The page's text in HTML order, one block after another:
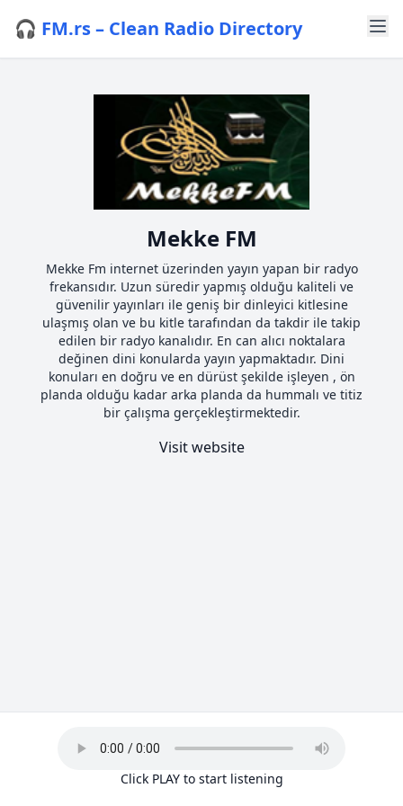
🎧 FM.rs – Clean Radio Directory
Mekke FM
Mekke Fm internet üzerinden yayın yapan bir radyo
frekansıdır. Uzun süredir yapmış olduğu kaliteli ve
güvenilir yayınları ile geniş bir dinleyici kitlesine
ulaşmış olan ve bu kitle tarafından da takdir ile takip
edilen bir radyo kanalıdır. En can alıcı noktalara
değinen dini konularda yayın yapmaktadır. Dini
konuları en doğru ve en dürüst şekilde işleyen , ön
planda olduğu kadar arka planda da hummalı ve titiz
bir çalışma gerçekleştirmektedir.
Visit website
Click PLAY to start listening